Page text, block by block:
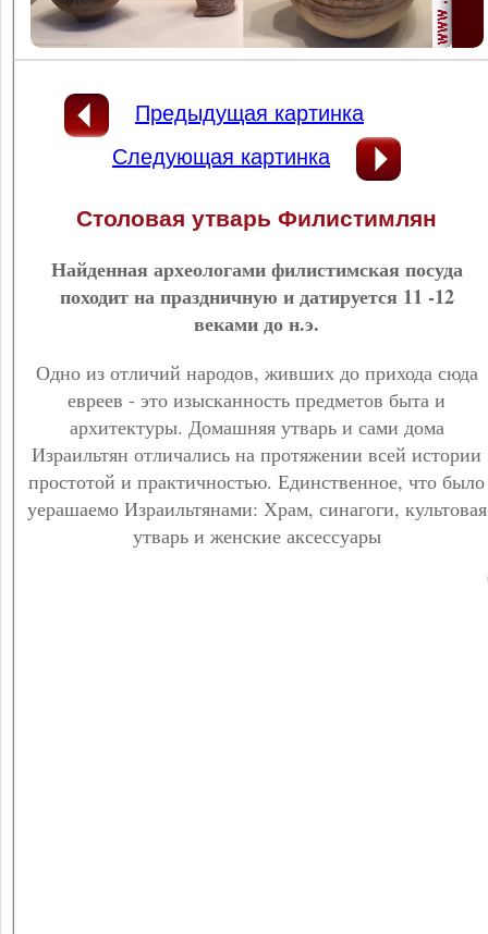
Предыдущая картинка
Следующая картинка
Столовая утварь Филистимлян
Найденная археологами филистимская посуда
походит на праздничную и датируется 11 -12
веками до н.э.
Одно из отличий народов, живших до прихода сюда
евреев - это изысканность предметов быта и
архитектуры. Домашняя утварь и сами дома
Израильтян отличались на протяжении всей истории
простотой и практичностью. Единственное, что было
уерашаемо Израильтянами: Храм, синагоги, культовая
утварь и женские аксессуары